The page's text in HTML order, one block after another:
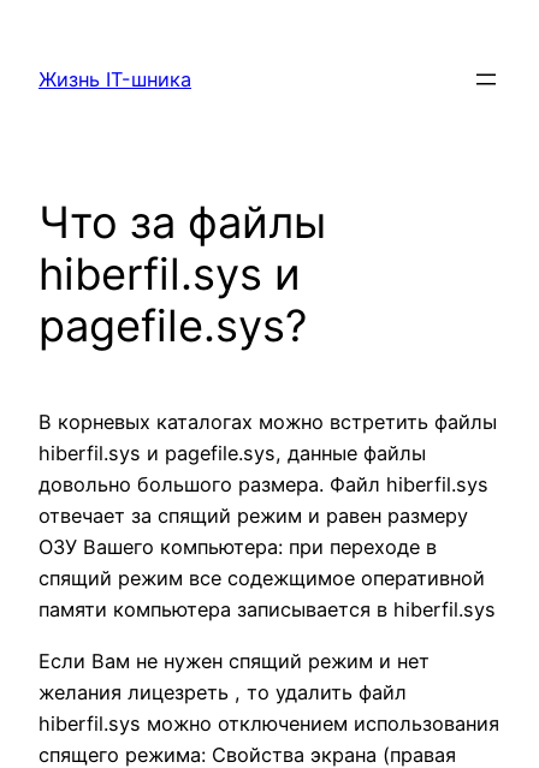
содержимому
Жизнь IT-шника
Что за файлы
hiberfil.sys и
pagefile.sys?
В корневых каталогах можно встретить файлы
hiberfil.sys и pagefile.sys, данные файлы
довольно большого размера. Файл hiberfil.sys
отвечает за спящий режим и равен размеру
ОЗУ Вашего компьютера: при переходе в
спящий режим все содежщимое оперативной
памяти компьютера записывается в hiberfil.sys
Если Вам не нужен спящий режим и нет
желания лицезреть , то удалить файл
hiberfil.sys можно отключением использования
спящего режима: Свойства экрана (правая